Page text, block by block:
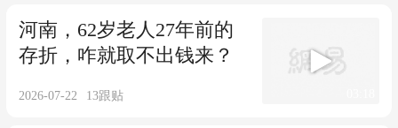
河南，62岁老人27年前的
存折，咋就取不出钱来？
2026-07-22 13跟贴